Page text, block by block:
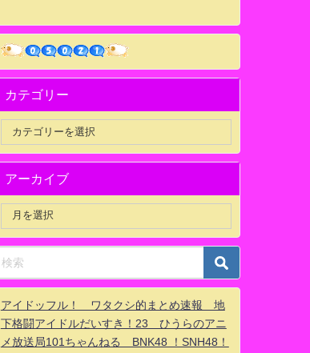
カテゴリー
アーカイブ
アイドッフル！ ワタクシ的まとめ速報 地
下格闘アイドルだいすき！23 ひうらのアニ
メ放送局101ちゃんねる BNK48 ！SNH48！